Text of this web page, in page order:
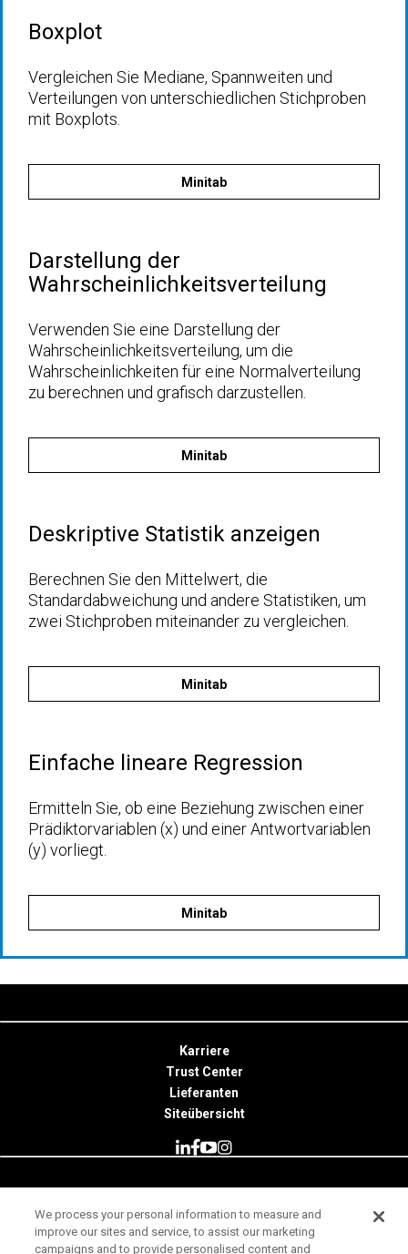
Boxplot
Vergleichen Sie Mediane, Spannweiten und
Verteilungen von unterschiedlichen Stichproben
mit Boxplots.
Minitab
Darstellung der
Wahrscheinlichkeitsverteilung
Verwenden Sie eine Darstellung der
Wahrscheinlichkeitsverteilung, um die
Wahrscheinlichkeiten für eine Normalverteilung
zu berechnen und grafisch darzustellen.
Minitab
Deskriptive Statistik anzeigen
Berechnen Sie den Mittelwert, die
Standardabweichung und andere Statistiken, um
zwei Stichproben miteinander zu vergleichen.
Minitab
Einfache lineare Regression
Ermitteln Sie, ob eine Beziehung zwischen einer
Prädiktorvariablen (x) und einer Antwortvariablen
(y) vorliegt.
Minitab
Karriere
Trust Center
Lieferanten
Siteübersicht
Nutzungsbedingungen
We process your personal information to measure and
improve our sites and service, to assist our marketing
campaigns and to provide personalised content and